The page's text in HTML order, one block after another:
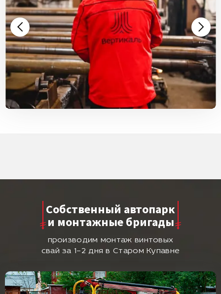
Собственный автопарк
и монтажные бригады
производим монтаж винтовых
свай за 1–2 дня в Старом Купавне